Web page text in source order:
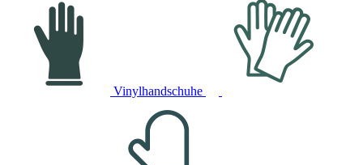
Vinylhandschuhe